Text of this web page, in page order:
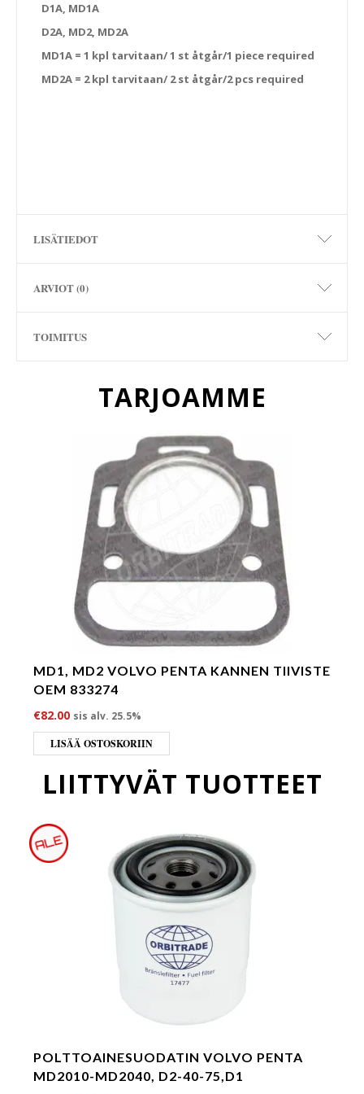
D1A, MD1A
D2A, MD2, MD2A
MD1A = 1 kpl tarvitaan/ 1 st åtgår/1 piece required
MD2A = 2 kpl tarvitaan/ 2 st åtgår/2 pcs required
LISÄTIEDOT
ARVIOT (0)
TOIMITUS
TARJOAMME
MD1, MD2 VOLVO PENTA KANNEN TIIVISTE
OEM 833274
€82.00 sis alv. 25.5%
LISÄÄ OSTOSKORIIN
LIITTYVÄT TUOTTEET
POLTTOAINESUODATIN VOLVO PENTA
MD2010-MD2040, D2-40-75,D1